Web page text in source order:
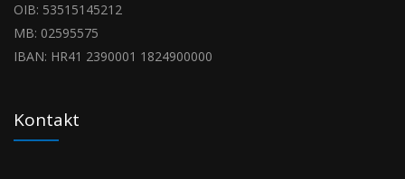
OIB: 53515145212
MB: 02595575
IBAN: HR41 2390001 1824900000
Kontakt